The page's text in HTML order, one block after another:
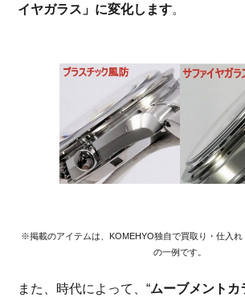
イヤガラス」に変化します。
※掲載のアイテムは、KOMEHYO独自で買取り・仕入れ
の一例です。
また、時代によって、“ムーブメントカ